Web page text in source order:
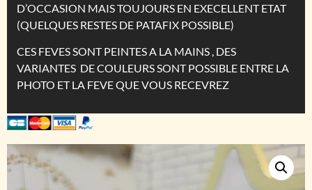
D’OCCASION MAIS TOUJOURS EN EXECELLENT ETAT
(QUELQUES RESTES DE PATAFIX POSSIBLE)
CES FEVES SONT PEINTES A LA MAINS , DES
VARIANTES DE COULEURS SONT POSSIBLE ENTRE LA
PHOTO ET LA FEVE QUE VOUS RECEVREZ